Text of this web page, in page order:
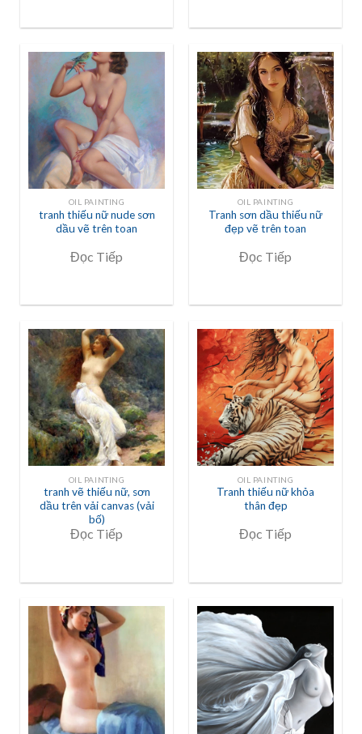
OIL PAINTING
tranh thiếu nữ nude sơn
dầu vẽ trên toan
Đọc Tiếp
OIL PAINTING
Tranh sơn dầu thiếu nữ
đẹp vẽ trên toan
Đọc Tiếp
OIL PAINTING
tranh vẽ thiếu nữ, sơn
dầu trên vải canvas (vải
bố)
Đọc Tiếp
OIL PAINTING
Tranh thiếu nữ khỏa
thân đẹp
Đọc Tiếp